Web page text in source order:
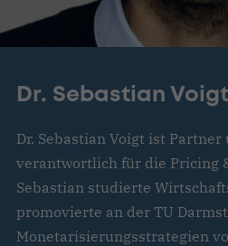
Dr. Sebastian Voigt
Dr. Sebastian Voigt ist Partner
verantwortlich für die Pricing
Sebastian studierte
promovierte an der TU
Monetarisierungsstrategien